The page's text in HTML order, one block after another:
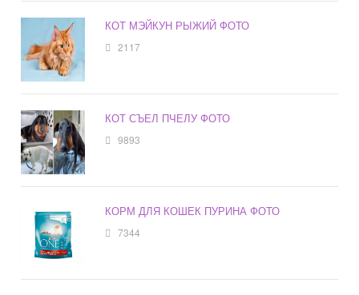
КОТ МЭЙКУН РЫЖИЙ ФОТО
2117
КОТ СЪЕЛ ПЧЕЛУ ФОТО
9893
КОРМ ДЛЯ КОШЕК ПУРИНА ФОТО
7344